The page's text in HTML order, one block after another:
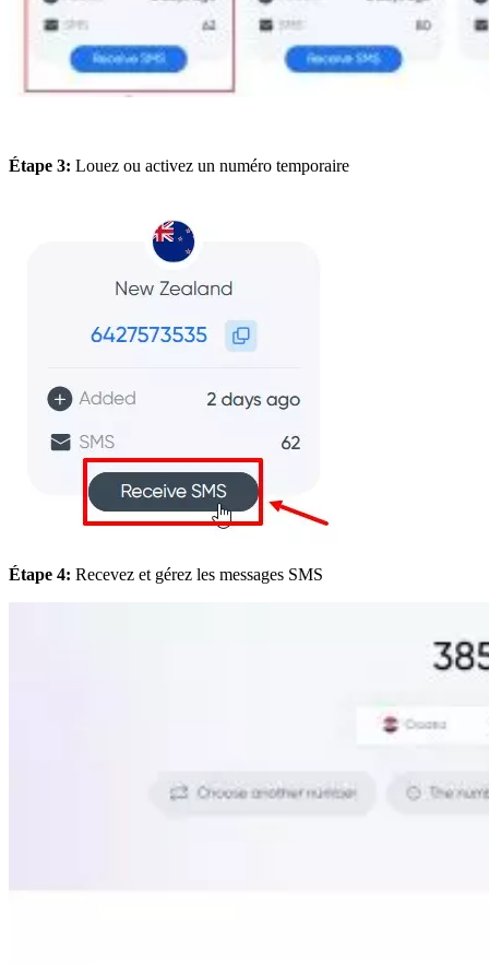
Étape 3: Louez ou activez un numéro temporaire
Étape 4: Recevez et gérez les messages SMS